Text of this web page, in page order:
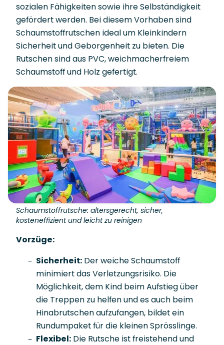
sozialen Fähigkeiten sowie ihre Selbständigkeit
gefördert werden. Bei diesem Vorhaben sind
Schaumstoffrutschen ideal um Kleinkindern
Sicherheit und Geborgenheit zu bieten. Die
Rutschen sind aus PVC, weichmacherfreiem
Schaumstoff und Holz gefertigt.
Schaumstoffrutsche: altersgerecht, sicher,
kosteneffizient und leicht zu reinigen
Vorzüge:
Sicherheit: Der weiche Schaumstoff
minimiert das Verletzungsrisiko. Die
Möglichkeit, dem Kind beim Aufstieg über
die Treppen zu helfen und es auch beim
Hinabrutschen aufzufangen, bildet ein
Rundumpaket für die kleinen Sprösslinge.
Flexibel: Die Rutsche ist freistehend und